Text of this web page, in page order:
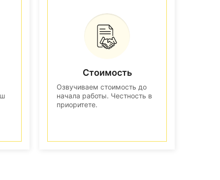
Стоимость
Озвучиваем стоимость до
начала работы. Честность в
приоритете.